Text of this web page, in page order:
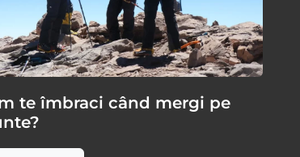
te îmbraci când mergi pe